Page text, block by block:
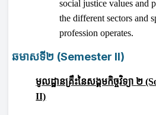
social justice values and
the different sectors and
profession operates.
ឆមាសទី២ (Semester II)
មូលដ្ឋានគ្រឹះនៃសង្គមកិច្ចវិទ្យា២
II)